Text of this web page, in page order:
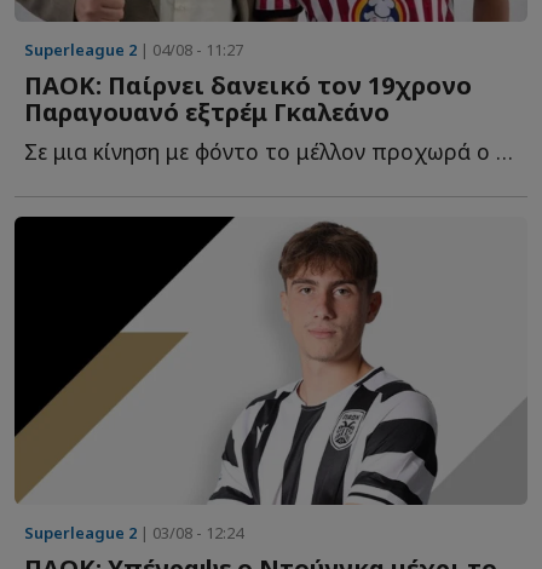
Superleague 2 | 04/08 - 11:27
ΠΑΟΚ: Παίρνει δανεικό τον 19χρονο
Παραγουανό εξτρέμ Γκαλεάνο
Σε μια κίνηση με φόντο το μέλλον προχωρά ο ΠΑΟΚ, καθώς β...
Superleague 2 | 03/08 - 12:24